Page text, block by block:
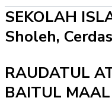
SEKOLAH
Sholeh,
RAUDATUL
BAITUL MAAL